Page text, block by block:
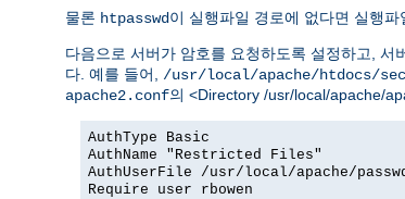
물론 htpasswd이 실행파일 경로에 없다면 실행
다음으로 서버가 암호를 요청하도록 설정하고, 서
다. 예를 들어, /usr/local/apache/htdocs/
apache2.conf의 <Directory /usr/local/apache/
AuthType Basic
AuthName "Restricted Files"
AuthUserFile /usr/local/apache/
Require user rbowen